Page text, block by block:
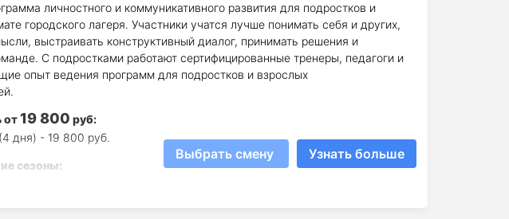
личностного и коммуникативного развития для подростков и
городского лагеря. Участники учатся лучше понимать себя и других,
выстраивать конструктивный диалог, принимать решения и
С подростками работают сертифицированные тренеры, педагоги и
опыт ведения программ для подростков и взрослых
от19 800 руб:
дня) - 19 800 руб.
сезоны:
дн.) - 35 800 руб.
Выбрать смену Узнать больше